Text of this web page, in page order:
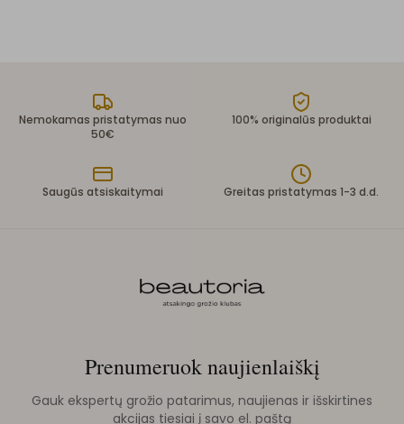
Nemokamas pristatymas nuo
50€
100% originalūs produktai
Saugūs atsiskaitymai Greitas pristatymas 1-3 d.d.
Prenumeruok naujienlaiškį
Gauk ekspertų grožio patarimus, naujienas ir išskirtines
akcijas tiesiai į savo el. paštą